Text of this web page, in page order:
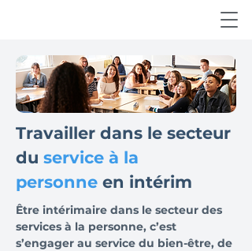
Travailler dans le secteur
du service à la
personne en intérim
Être intérimaire dans le secteur des
services à la personne, c’est
s’engager au service du bien-être, de